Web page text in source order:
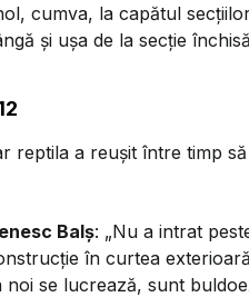
cumva, la capătul
și ușa de la secție
reptila a reușit între timp
Balș: „Nu a intrat
în curtea
se lucrează, sunt